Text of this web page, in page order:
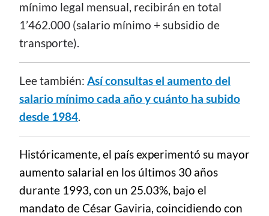
mínimo legal mensual, recibirán en total
1’462.000 (salario mínimo + subsidio de
transporte).
Lee también: Así consultas el aumento del
salario mínimo cada año y cuánto ha subido
desde 1984.
Históricamente, el país experimentó su mayor
aumento salarial en los últimos 30 años
durante 1993, con un 25.03%, bajo el
mandato de César Gaviria, coincidiendo con